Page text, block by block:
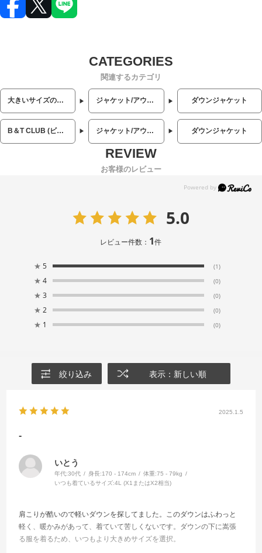
関連するカテゴリ
大きいサイズのメンズ服 ジャケット/アウター ダウンジャケット
B＆T CLUB (ビーアンドティークラブ) ジャケット/アウター ダウンジャケット
お客様のレビュー
5.0
レビュー件数： 1件
★ 5 (1)
★ 4 (0)
★ 3 (0)
★ 2 (0)
★ 1 (0)
絞り込み 表示：新しい順
2025.1.5
-
いとう
年代:30代 身長:170 - 174cm 体重:75 - 79kg
いつも着ているサイズ:4L (X1またはX2相当)
肩こりが酷いので軽いダウンを探してました。このダウンはふわっと
軽く、暖かみがあって、着ていて苦しくないです。ダウンの下に嵩張
る服を着るため、いつもより大きめサイズを選択。